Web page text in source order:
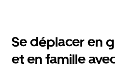
Se déplacer en
et en famille